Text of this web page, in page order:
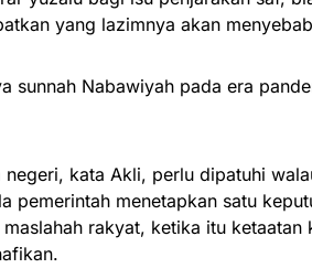
yang lazimnya akan
sunnah Nabawiyah pada era
kata Akli, perlu dipatuhi
pemerintah menetapkan satu
rakyat, ketika itu ketaatan